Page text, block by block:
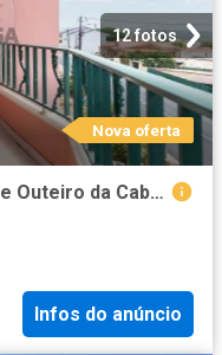
12 fotos
Nova oferta
Apartamento T3 em Campelos e Outeiro da Cabeça
Infos do anúncio